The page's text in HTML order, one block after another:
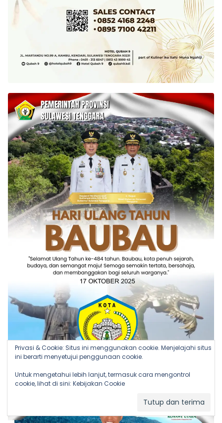
Privasi & Cookie: Situs ini menggunakan cookie. Menjelajahi situs
ini berarti menyetujui penggunaan cookie.
Untuk mengetahui lebih lanjut, termasuk cara mengontrol
cookie, lihat di sini: Kebijakan Cookie